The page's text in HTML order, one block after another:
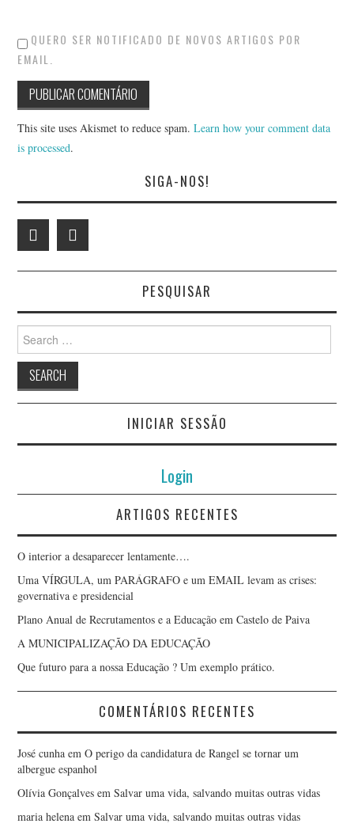
QUERO SER NOTIFICADO DE NOVOS ARTIGOS POR
EMAIL.
This site uses Akismet to reduce spam.Learn how your comment data
is processed.
SIGA-NOS!
PESQUISAR
Search
for:
INICIAR SESSÃO
Login
ARTIGOS RECENTES
O interior a desaparecer lentamente….
Uma VÍRGULA, um PARÁGRAFO e um EMAIL levam as crises:
governativa e presidencial
Plano Anual de Recrutamentos e a Educação em Castelo de Paiva
A MUNICIPALIZAÇÃO DA EDUCAÇÃO
Que futuro para a nossa Educação ? Um exemplo prático.
COMENTÁRIOS RECENTES
José cunha emO perigo da candidatura de Rangel se tornar um
albergue espanhol
Olívia Gonçalves emSalvar uma vida, salvando muitas outras vidas
maria helena emSalvar uma vida, salvando muitas outras vidas